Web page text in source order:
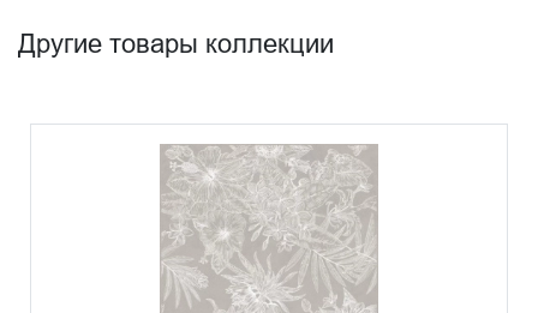
Другие товары коллекции